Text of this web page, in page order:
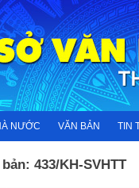
NƯỚC VĂN BẢN TIN
433/KH-SVHTT